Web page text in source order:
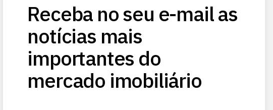
Receba no seu e-mail as
notícias mais
importantes do
mercado imobiliário